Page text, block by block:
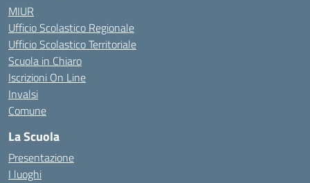
MIUR
Ufficio Scolastico Regionale
Ufficio Scolastico Territoriale
Scuola in Chiaro
Iscrizioni On Line
Invalsi
Comune
La Scuola
Presentazione
I luoghi